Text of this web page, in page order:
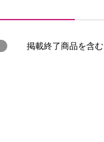
掲載終了商品を含む